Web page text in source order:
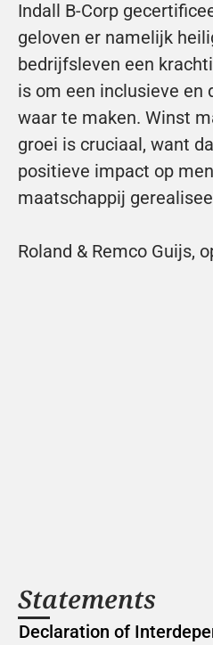
Indall B-Corp
geloven er namelijk
bedrijfsleven een
is om een inclusieve en
waar te maken. Winst
groei is cruciaal, want
positieve impact op
maatschappij
Roland & Remco Guijs,
Statements
Declaration of